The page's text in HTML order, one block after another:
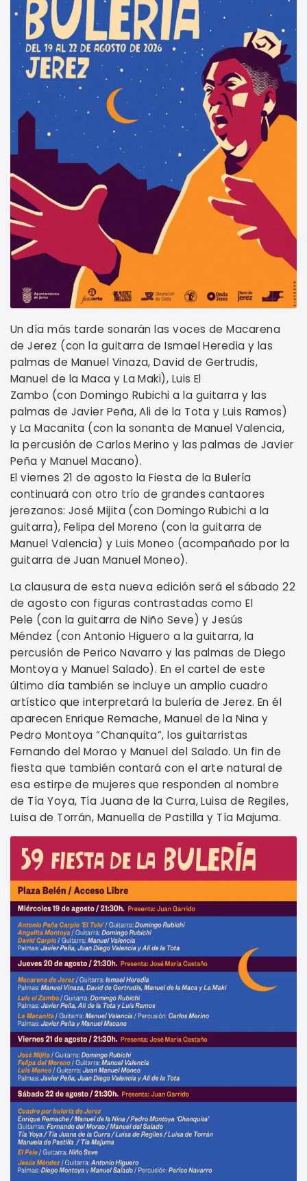
Un día más tarde sonarán las voces de Macarena
de Jerez (con la guitarra de Ismael Heredia y las
palmas de Manuel Vinaza, David de Gertrudis,
Manuel de la Maca y La Maki), Luis El
Zambo (con Domingo Rubichi a la guitarra y las
palmas de Javier Peña, Ali de la Tota y Luis Ramos)
y La Macanita (con la sonanta de Manuel Valencia,
la percusión de Carlos Merino y las palmas de Javier
Peña y Manuel Macano).
El viernes 21 de agosto la Fiesta de la Bulería
continuará con otro trío de grandes cantaores
jerezanos: José Mijita (con Domingo Rubichi a la
guitarra), Felipa del Moreno (con la guitarra de
Manuel Valencia) y Luis Moneo (acompañado por la
guitarra de Juan Manuel Moneo).
La clausura de esta nueva edición será el sábado 22
de agosto con figuras contrastadas como El
Pele (con la guitarra de Niño Seve) y Jesús
Méndez (con Antonio Higuero a la guitarra, la
percusión de Perico Navarro y las palmas de Diego
Montoya y Manuel Salado). En el cartel de este
último día también se incluye un amplio cuadro
artístico que interpretará la bulería de Jerez. En él
aparecen Enrique Remache, Manuel de la Nina y
Pedro Montoya “Chanquita”, los guitarristas
Fernando del Morao y Manuel del Salado. Un fin de
fiesta que también contará con el arte natural de
esa estirpe de mujeres que responden al nombre
de Tía Yoya, Tía Juana de la Curra, Luisa de Regiles,
Luisa de Torrán, Manuella de Pastilla y Tía Majuma.